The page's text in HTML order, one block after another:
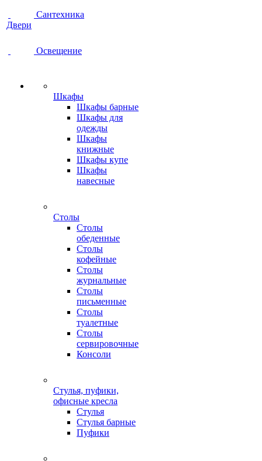
Сантехника
Двери
Освещение
Шкафы
Шкафы барные
Шкафы для
одежды
Шкафы
книжные
Шкафы купе
Шкафы
навесные
Столы
Столы
обеденные
Столы
кофейные
Столы
журнальные
Столы
письменные
Столы
туалетные
Столы
сервировочные
Консоли
Стулья, пуфики,
офисные кресла
Стулья
Стулья барные
Пуфики